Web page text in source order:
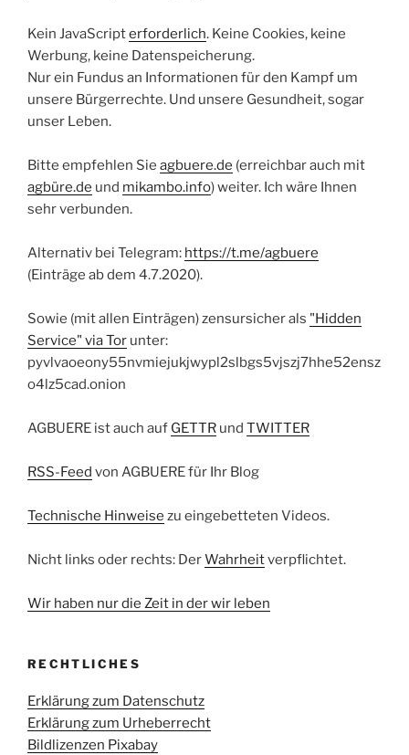
Kein JavaScripterforderlich. Keine Cookies, keine
Werbung, keine Datenspeicherung.
Nur ein Fundus an Informationen für den Kampf um
unsere Bürgerrechte. Und unsere Gesundheit, sogar
unser Leben.
Bitte empfehlen Sie agbuere.de (erreichbar auch mit
agbüre.de und mikambo.info) weiter. Ich wäre Ihnen
sehr verbunden.
Alternativ bei Telegram: https://t.me/agbuere
(Einträge ab dem 4.7.2020).
Sowie (mit allen Einträgen) zensursicher als "Hidden
Service" via Tor unter:
pyvlvaoeony55nvmiejukjwypl2slbgs5vjszj7hhe52ensz
o4lz5cad.onion
AGBUERE ist auch auf GETTR und TWITTER
RSS-Feed von AGBUERE für Ihr Blog
Technische Hinweise zu eingebetteten Videos.
Nicht links oder rechts: DerWahrheitverpflichtet.
Wir haben nur die Zeit in der wir leben
RECHTLICHES
Erklärung zum Datenschutz
Erklärung zum Urheberrecht
Bildlizenzen Pixabay